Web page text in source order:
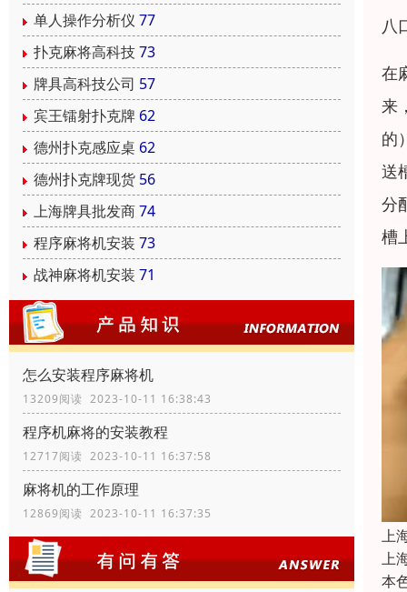
单人操作分析仪 77
扑克麻将高科技73
牌具高科技公司 57
宾王镭射扑克牌 62
德州扑克感应桌 62
德州扑克牌现货 56
上海牌具批发商74
程序麻将机安装 73
战神麻将机安装 71
怎么安装程序麻将机
13209阅读 2023-10-11 16:38:43
程序机麻将的安装教程
12717阅读 2023-10-11 16:37:58
麻将机的工作原理
12869阅读 2023-10-11 16:37:35
八
在
来
的
送
分
槽
上
上
本